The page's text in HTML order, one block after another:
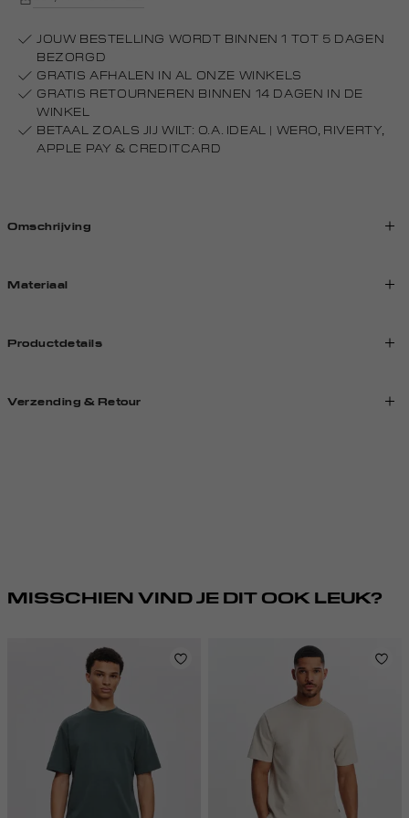
JOUW BESTELLING WORDT BINNEN 1 TOT 5 DAGEN
BEZORGD
GRATIS AFHALEN IN AL ONZE WINKELS
GRATIS RETOURNEREN BINNEN 14 DAGEN IN DE
WINKEL
BETAAL ZOALS JIJ WILT: O.A. IDEAL | WERO, RIVERTY,
APPLE PAY & CREDITCARD
Omschrijving
Materiaal
Productdetails
Verzending & Retour
MISSCHIEN VIND JE DIT OOK LEUK?